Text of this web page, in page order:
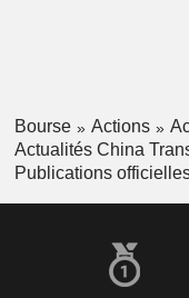
Bourse Actions
Actualités China
Publications